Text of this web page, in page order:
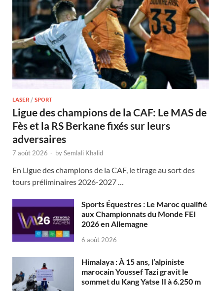
LASER / SPORT
Ligue des champions de la CAF: Le MAS de
Fès et la RS Berkane fixés sur leurs
adversaires
7 août 2026 - bySemlali Khalid
En Ligue des champions de la CAF, le tirage au sort des
tours préliminaires 2026-2027 …
Sports Équestres : Le Maroc qualifié
aux Championnats du Monde FEI
2026 en Allemagne
6 août 2026
Himalaya : À 15 ans, l’alpiniste
marocain Youssef Tazi gravit le
sommet du Kang Yatse II à 6.250 m